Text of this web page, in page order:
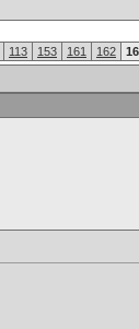
113 153 161 162